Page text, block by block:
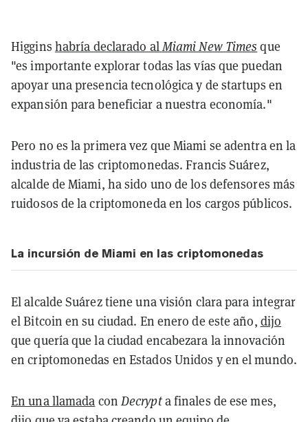
Higgins habría declarado alMiami New Times que
"es importante explorar todas las vías que puedan
apoyar una presencia tecnológica y de startups en
expansión para beneficiar a nuestra economía."
Pero no es la primera vez que Miami se adentra en la
industria de las criptomonedas. Francis Suárez,
alcalde de Miami, ha sido uno de los defensores más
ruidosos de la criptomoneda en los cargos públicos.
La incursión de Miami en las criptomonedas
El alcalde Suárez tiene una visión clara para integrar
el Bitcoin en su ciudad. En enero de este año, dijo
que quería que la ciudad encabezara la innovación
en criptomonedas en Estados Unidos y en el mundo.
En una llamada con Decrypta finales de ese mes,